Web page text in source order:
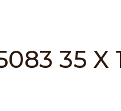
35 X